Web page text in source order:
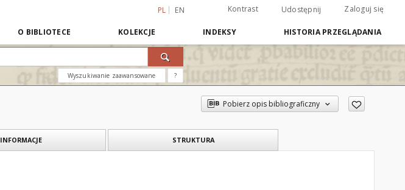
PL EN Kontrast Udostępnij Zaloguj się
O BIBLIOTECE KOLEKCJE INDEKSY HISTORIA PRZEGLĄDANIA
Wyszukiwanie zaawansowane ?
Pobierz opis bibliograficzny
INFORMACJE STRUKTURA